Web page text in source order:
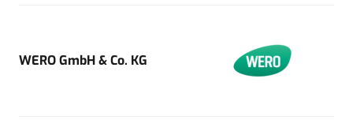
WERO GmbH & Co. KG